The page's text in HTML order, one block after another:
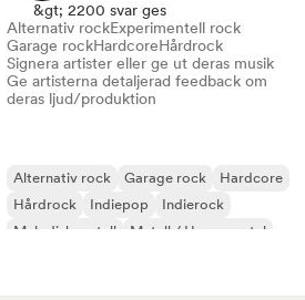
&gt; 2200 svar ges
Alternativ rockExperimentell rock
Garage rockHardcoreHårdrock
Signera artister eller ge ut deras musik
Ge artisterna detaljerad feedback om
deras ljud/produktion
Alternativ rock Garage rock
Hardcore
Hårdrock
Indiepop
Indierock
Melodisk metall
Metall / Heavy metal